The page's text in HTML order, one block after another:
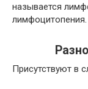
называется
лимфоцитопения.
Присутствуют в